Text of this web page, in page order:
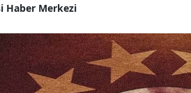
Haber Merkezi